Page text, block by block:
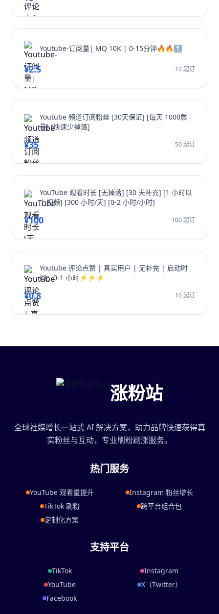
Youtube-订阅量| MQ 10K | 0-15分钟🔥🔥🔝
¥2.5 10 起订
Youtube 频道订阅粉丝 [30天保证] [每天 1000数
量] [快速少掉落]
¥35 50 起订
YouTube 观看时长 [无掉落] [30 天补充] [1 小时以
上视频] [300 小时/天] [0-2 小时/小时]
¥100 100 起订
Youtube 评论点赞 | 真实用户 | 无补充 | 启动时
间：0-1 小时⚡⚡⚡
¥0.8 10 起订
涨粉站
全球社媒增长一站式 AI 解决方案，助力品牌快速获得真
实粉丝与互动，专业刷粉刷涨服务。
热门服务
YouTube 观看量提升
Instagram 粉丝增长
TikTok 刷粉
跨平台组合包
定制化方案
支持平台
TikTok
Instagram
YouTube
X（Twitter）
Facebook